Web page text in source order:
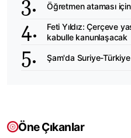
Öğretmen ataması
Feti Yıldız: Çerçeve
kabulle kanunlaşacak
Şam'da Suriye-
Öne Çıkanlar